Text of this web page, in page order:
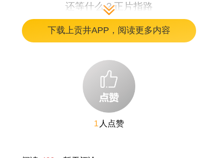
还等什么？正片指路
↓
11月14日
《行走的发布会》第四集
的！》
正式上线
下载上贡井APP，阅读更多内容
1 人点赞